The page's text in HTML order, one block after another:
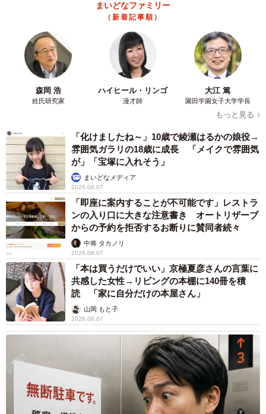
まいどなファミリー
（新着記事順）
森岡 浩
姓氏研究家
ハイヒール・リンゴ
漫才師
大江 篤
園田学園女子大学学長
もっと見る
「化けましたね～」10歳で綾瀬はるかの娘役→
雰囲気ガラリの18歳に成長 「メイクで雰囲気
が」「宝塚に入れそう」
まいどなメディア
2026.08.07
「即座に案内することが不可能です」レストラ
ンの入り口に大きな注意書き オートリザーブ
からの予約を拒否するお断りに賛同者続々
中将 タカノリ
2026.08.07
「本は買うだけでいい」京極夏彦さんの言葉に
共感した女性→リビングの本棚に140冊を積
読 「家に自分だけの本屋さん」
山岡 もと子
2026.08.07